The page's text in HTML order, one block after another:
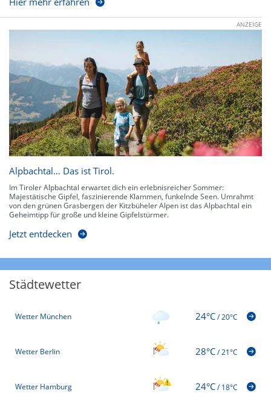
ANZEIGE
Alpbachtal… Das ist Tirol.
Im Tiroler Alpbachtal erwartet dich ein erlebnisreicher Sommer:
Majestätische Gipfel, faszinierende Klammen, funkelnde Seen. Umrahmt
von den grünen Grasbergen der Kitzbüheler Alpen ist das Alpbachtal ein
Geheimtipp für große und kleine Gipfelstürmer.
Jetzt entdecken
Städtewetter
Wetter München 24°C/20°C
Wetter Berlin 28°C/21°C
Wetter Hamburg 24°C/18°C